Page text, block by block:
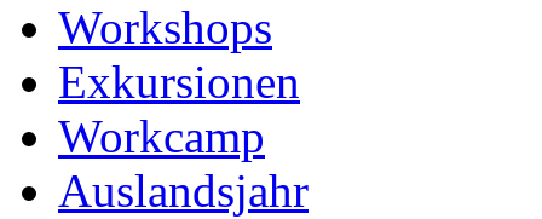
Workshops
Exkursionen
Workcamp
Auslandsjahr